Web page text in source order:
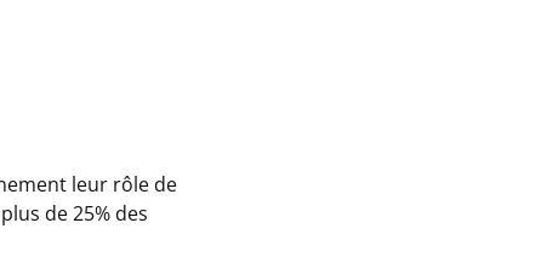
leur rôle de
de 25% des